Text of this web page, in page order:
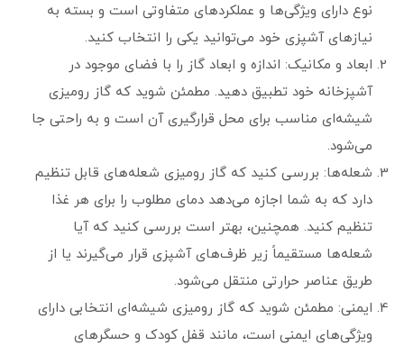
نوع دارای ویژگی‌ها و عملکردهای متفاوتی است و بسته به
نیازهای آشپزی خود می‌توانید یکی را انتخاب کنید.
ابعاد و مکانیک: اندازه و ابعاد گاز را با فضای موجود در
آشپزخانه خود تطبیق دهید. مطمئن شوید که گاز رومیزی
شیشه‌ای مناسب برای محل قرارگیری آن است و به راحتی جا
می‌شود.
شعله‌ها: بررسی کنید که گاز رومیزی شعله‌های قابل تنظیم
دارد که به شما اجازه می‌دهد دمای مطلوب را برای هر غذا
تنظیم کنید. همچنین، بهتر است بررسی کنید که آیا
شعله‌ها مستقیماً زیر ظرف‌های آشپزی قرار می‌گیرند یا از
طریق عناصر حرارتی منتقل می‌شود.
ایمنی: مطمئن شوید که گاز رومیزی شیشه‌ای انتخابی دارای
ویژگی‌های ایمنی است، مانند قفل کودک و حسگرهای